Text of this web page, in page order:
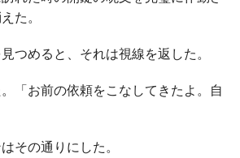
た。
つめると、それは視線を返した。
「お前の依頼をこなしてきたよ。自
その通りにした。